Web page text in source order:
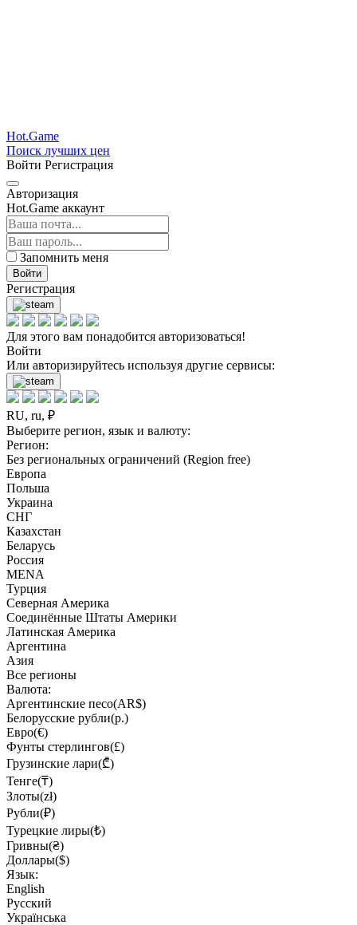
Hot.Game
Поиск лучших цен
Войти Регистрация
Авторизация
Hot.Game аккаунт
Запомнить меня
Войти
Регистрация
Для этого вам понадобится авторизоваться!
Войти
Или авторизируйтесь используя другие сервисы:
RU, ru, ₽
Выберите регион, язык и валюту:
Регион:
Без региональных ограничений (Region free)
Европа
Польша
Украина
СНГ
Казахстан
Беларусь
Россия
MENA
Турция
Северная Америка
Соединённые Штаты Америки
Латинская Америка
Аргентина
Азия
Все регионы
Валюта:
Аргентинские песо(AR$)
Белорусские рубли(р.)
Евро(€)
Фунты стерлингов(£)
Грузинские лари(₾)
Тенге(₸)
Злоты(zł)
Рубли(₽)
Турецкие лиры(₺)
Гривны(₴)
Доллары($)
Язык:
English
Русский
Українська